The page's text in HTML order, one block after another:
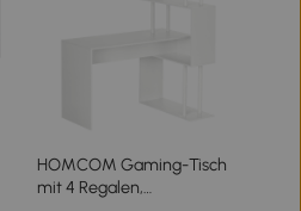
HOMCOM Gaming-Tisch
mit 4 Regalen,